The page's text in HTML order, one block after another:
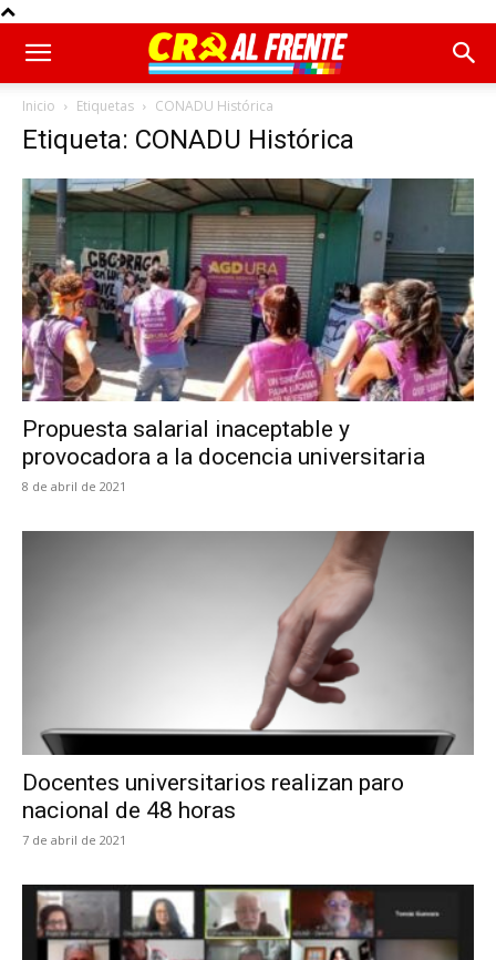
Inicio Etiquetas CONADU Histórica
Etiqueta: CONADU Histórica
Propuesta salarial inaceptable y
provocadora a la docencia universitaria
8 de abril de 2021
Docentes universitarios realizan paro
nacional de 48 horas
7 de abril de 2021